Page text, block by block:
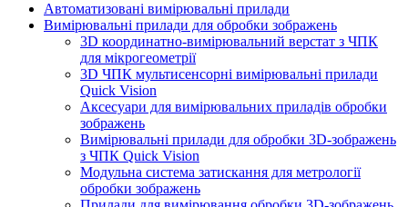
Автоматизовані вимірювальні прилади
Вимірювальні прилади для обробки зображень
3D координатно-вимірювальний верстат з ЧПК
для мікрогеометрії
3D ЧПК мультисенсорні вимірювальні прилади
Quick Vision
Аксесуари для вимірювальних приладів обробки
зображень
Вимірювальні прилади для обробки 3D-зображень
з ЧПК Quick Vision
Модульна система затискання для метрології
обробки зображень